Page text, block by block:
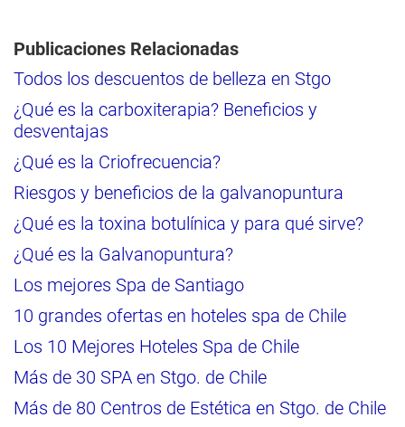
Publicaciones Relacionadas
Todos los descuentos de belleza en Stgo
¿Qué es la carboxiterapia? Beneficios y
desventajas
¿Qué es la Criofrecuencia?
Riesgos y beneficios de la galvanopuntura
¿Qué es la toxina botulínica y para qué sirve?
¿Qué es la Galvanopuntura?
Los mejores Spa de Santiago
10 grandes ofertas en hoteles spa de Chile
Los 10 Mejores Hoteles Spa de Chile
Más de 30 SPA en Stgo. de Chile
Más de 80 Centros de Estética en Stgo. de Chile